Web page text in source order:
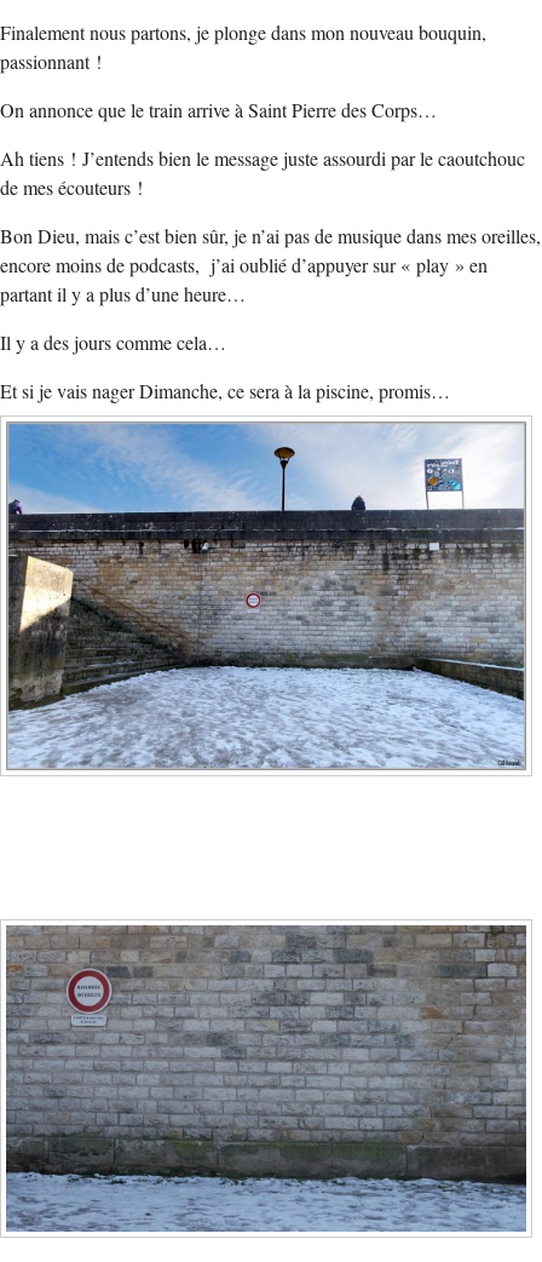
Finalement nous partons, je plonge dans mon nouveau bouquin,
passionnant !
On annonce que le train arrive à Saint Pierre des Corps…
Ah tiens ! J’entends bien le message juste assourdi par le caoutchouc
de mes écouteurs !
Bon Dieu, mais c’est bien sûr, je n’ai pas de musique dans mes oreilles,
encore moins de podcasts, j’ai oublié d’appuyer sur « play » en
partant il y a plus d’une heure…
Il y a des jours comme cela…
Et si je vais nager Dimanche, ce sera à la piscine, promis…